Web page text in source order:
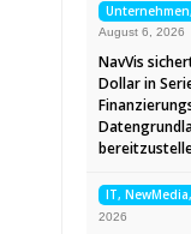
August 6, 2026
NavVis
Dollar in
IT,
2026